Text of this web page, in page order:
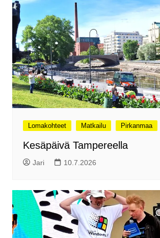
Lomakohteet Matkailu Pirkanmaa
Kesäpäivä Tampereella
Jari 10.7.2026